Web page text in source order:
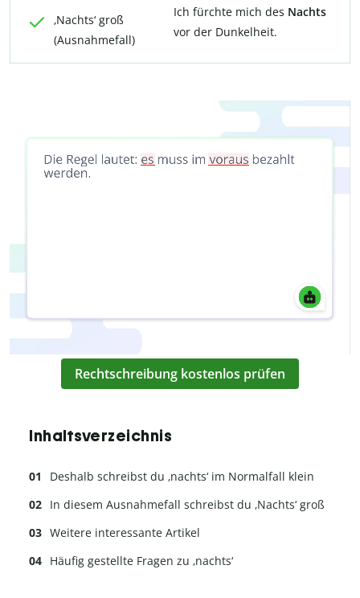
‚Nachts‘ groß
(Ausnahmefall)
Ich fürchte mich des Nachts
vor der Dunkelheit.
Rechtschreibung kostenlos prüfen
Inhaltsverzeichnis
Deshalb schreibst du ‚nachts‘ im Normalfall klein
In diesem Ausnahmefall schreibst du ‚Nachts‘ groß
Weitere interessante Artikel
Häufig gestellte Fragen zu ‚nachts‘